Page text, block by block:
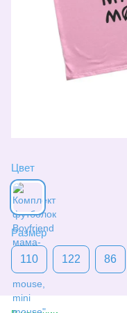
Цвет
Размер
110 122 86